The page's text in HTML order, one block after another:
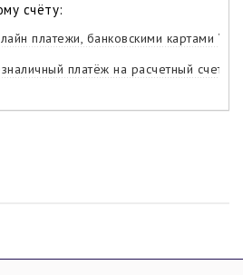
счёту:
платежи, банковскими картами
платёж на расчетный счет